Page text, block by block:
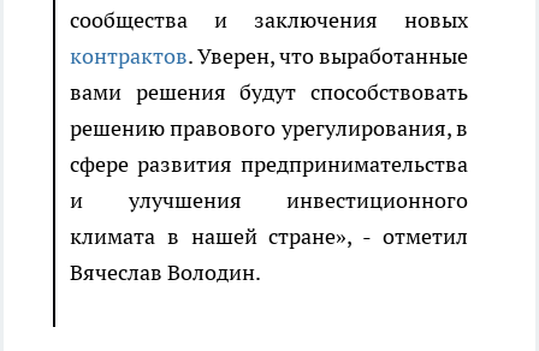
сообщества и заключения новых
контрактов. Уверен, что выработанные
вами решения будут способствовать
решению правового урегулирования, в
сфере развития предпринимательства
и улучшения инвестиционного
климата в нашей стране», - отметил
Вячеслав Володин.